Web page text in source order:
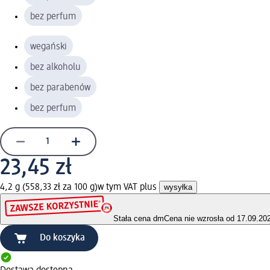
bez perfum
wegański
bez alkoholu
bez parabenów
bez perfum
23,45 zł
4,2 g (558,33 zł za 100 g)w tym VAT plus wysyłka
Stała cena dmCena nie wzrosła od
Do koszyka